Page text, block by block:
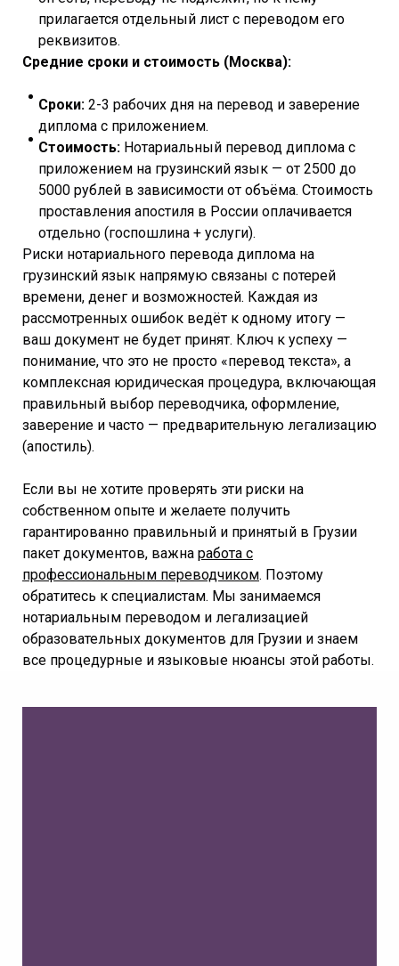
прилагается отдельный лист с переводом его
реквизитов.
Средние сроки и стоимость (Москва):
Сроки: 2-3 рабочих дня на перевод и заверение
диплома с приложением.
Стоимость: Нотариальный перевод диплома с
приложением на грузинский язык — от 2500 до
5000 рублей в зависимости от объёма. Стоимость
проставления апостиля в России оплачивается
отдельно (госпошлина + услуги).
Риски нотариального перевода диплома на
грузинский язык напрямую связаны с потерей
времени, денег и возможностей. Каждая из
рассмотренных ошибок ведёт к одному итогу —
ваш документ не будет принят. Ключ к успеху —
понимание, что это не просто «перевод текста», а
комплексная юридическая процедура, включающая
правильный выбор переводчика, оформление,
заверение и часто — предварительную легализацию
(апостиль).
Если вы не хотите проверять эти риски на
собственном опыте и желаете получить
гарантированно правильный и принятый в Грузии
пакет документов, важна работа с
профессиональным переводчиком. Поэтому
обратитесь к специалистам. Мы занимаемся
нотариальным переводом и легализацией
образовательных документов для Грузии и знаем
все процедурные и языковые нюансы этой работы.